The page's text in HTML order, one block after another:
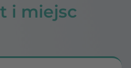
i miejsc